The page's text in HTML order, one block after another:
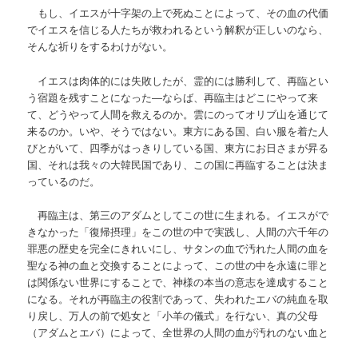
もし、イエスが十字架の上で死ぬことによって、その血の代価
でイエスを信じる人たちが救われるという解釈が正しいのなら、
そんな祈りをするわけがない。
イエスは肉体的には失敗したが、霊的には勝利して、再臨とい
う宿題を残すことになった―ならば、再臨主はどこにやって来
て、どうやって人間を救えるのか。雲にのってオリブ山を通じて
来るのか。いや、そうではない。東方にある国、白い服を着た人
びとがいて、四季がはっきりしている国、東方にお日さまが昇る
国、それは我々の大韓民国であり、この国に再臨することは決ま
っているのだ。
再臨主は、第三のアダムとしてこの世に生まれる。イエスがで
きなかった「復帰摂理」をこの世の中で実践し、人間の六千年の
罪悪の歴史を完全にきれいにし、サタンの血で汚れた人間の血を
聖なる神の血と交換することによって、この世の中を永遠に罪と
は関係ない世界にすることで、神様の本当の意志を達成すること
になる。それが再臨主の役割であって、失われたエバの純血を取
り戻し、万人の前で処女と「小羊の儀式」を行ない、真の父母
（アダムとエバ）によって、全世界の人間の血が汚れのない血と